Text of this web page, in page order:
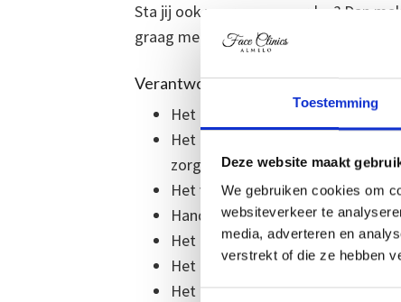
Toestemming
Deze website maakt
We gebruiken cookies om
websiteverkeer te
media, adverteren en
verstrekt of die ze hebben
Sta jij ook voor onze waarden? Dan
graag met onze mooie nieuwe kliniek
Verantwoordelijkheden
Het uitvoeren van consulten en
Het uitvoeren van diverse
zorg en kwaliteit conform de
Het verlenen van nazorg;
Handelen volgens wet- en
Het bestuderen en bijhouden
Het naleven van de hoogste
Het uitschrijven van recepten;